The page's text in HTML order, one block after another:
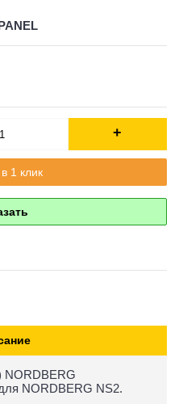
+
1 клик
NORDBERG
NORDBERG NS2.